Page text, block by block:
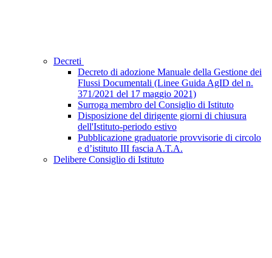
Decreti
Decreto di adozione Manuale della Gestione dei
Flussi Documentali (Linee Guida AgID del n.
371/2021 del 17 maggio 2021)
Surroga membro del Consiglio di Istituto
Disposizione del dirigente giorni di chiusura
dell'Istituto-periodo estivo
Pubblicazione graduatorie provvisorie di circolo
e d’istituto III fascia A.T.A.
Delibere Consiglio di Istituto